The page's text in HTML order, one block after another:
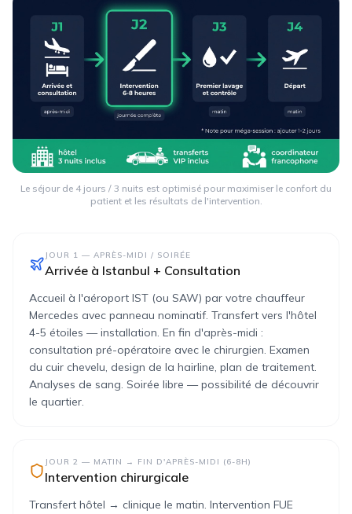
Le séjour de 4 jours / 3 nuits est optimisé pour maximiser le confort du
patient et les résultats de l'intervention.
JOUR 1 — APRÈS-MIDI / SOIRÉE
Arrivée à Istanbul + Consultation
Accueil à l'aéroport IST (ou SAW) par votre chauffeur
Mercedes avec panneau nominatif. Transfert vers l'hôtel
4-5 étoiles — installation. En fin d'après-midi :
consultation pré-opératoire avec le chirurgien. Examen
du cuir chevelu, design de la hairline, plan de traitement.
Analyses de sang. Soirée libre — possibilité de découvrir
le quartier.
JOUR 2 — MATIN → FIN D'APRÈS-MIDI (6-8H)
Intervention chirurgicale
Transfert hôtel → clinique le matin. Intervention FUE